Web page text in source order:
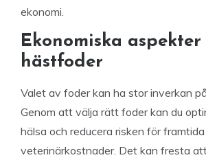
ekonomi.
Ekonomiska aspekter
hästfoder
Valet av foder kan ha stor inverkan
Genom att välja rätt foder kan du
hälsa och reducera risken för framtida
veterinärkostnader. Det kan fresta